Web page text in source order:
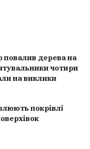
повалив дерева на
чотири
на виклики
покрівлі